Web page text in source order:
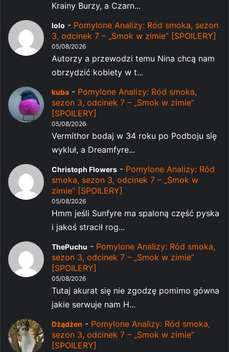
Krainy Burzy, a Czarn...
lolo - Pomylone Analizy: Ród smoka, sezon
3, odcinek 7 – „Smok w zimie” [SPOILERY]
05/08/2026
Autorzy a przewodzi temu Nina chcą nam
obrzydzić kobiety w t...
kuba - Pomylone Analizy: Ród smoka,
sezon 3, odcinek 7 – „Smok w zimie”
[SPOILERY]
05/08/2026
Vermithor bodaj w 34 roku po Podboju się
wykluł, a Dreamfyre...
Christoph Flowers - Pomylone Analizy: Ród
smoka, sezon 3, odcinek 7 – „Smok w
zimie” [SPOILERY]
05/08/2026
Hmm jeśli Sunfyre ma spaloną część pyska
i jakoś stracił rog...
ThePuchu - Pomylone Analizy: Ród smoka,
sezon 3, odcinek 7 – „Smok w zimie”
[SPOILERY]
05/08/2026
Tutaj akurat się nie zgodzę pomimo gówna
jakie serwuje nam H...
Dżądżen - Pomylone Analizy: Ród smoka,
sezon 3, odcinek 7 – „Smok w zimie”
[SPOILERY]